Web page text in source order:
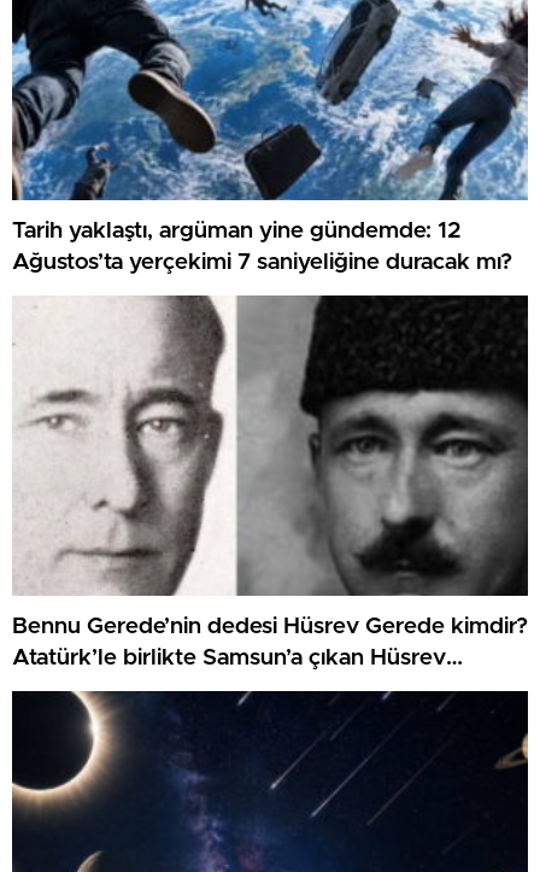
Tarih yaklaştı, argüman yine gündemde: 12
Ağustos’ta yerçekimi 7 saniyeliğine duracak mı?
Bennu Gerede’nin dedesi Hüsrev Gerede kimdir?
Atatürk’le birlikte Samsun’a çıkan Hüsrev
Gerede’nin hayatı…